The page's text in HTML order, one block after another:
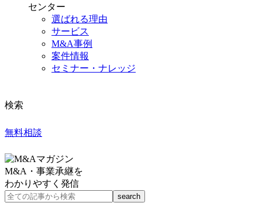
センター
選ばれる理由
サービス
M&A事例
案件情報
セミナー・ナレッジ
検索
無料相談
M&A・事業承継を
わかりやすく発信